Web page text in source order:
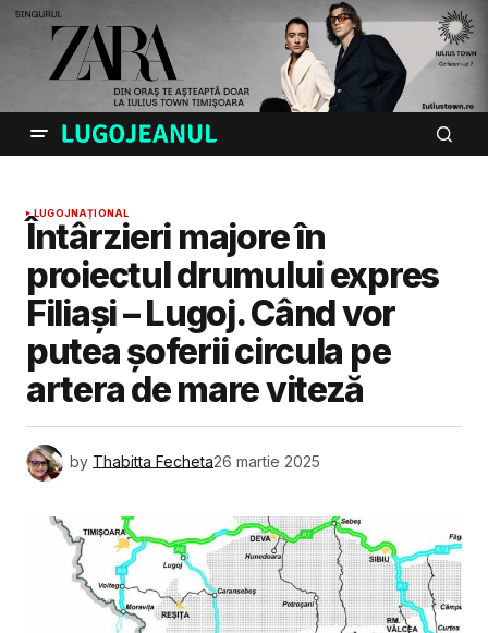
LUGOJNAȚIONAL
Întârzieri majore în
proiectul drumului expres
Filiași – Lugoj. Când vor
putea șoferii circula pe
artera de mare viteză
by Thabitta Fecheta26 martie 2025